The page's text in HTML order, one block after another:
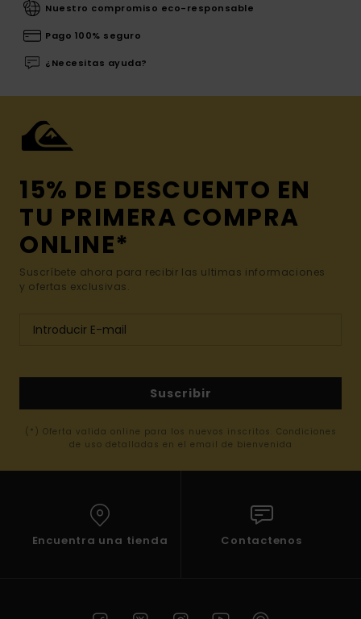
Nuestro compromiso eco-responsable
Pago 100% seguro
¿Necesitas ayuda?
15% DE DESCUENTO EN
TU PRIMERA COMPRA
ONLINE*
Suscríbete ahora para recibir las ultimas informaciones
y ofertas exclusivas.
Suscribir
(*) Oferta valida online para los nuevos inscritos. Condiciones
de uso detalladas en el email de bienvenida
Encuentra una tienda Contactenos